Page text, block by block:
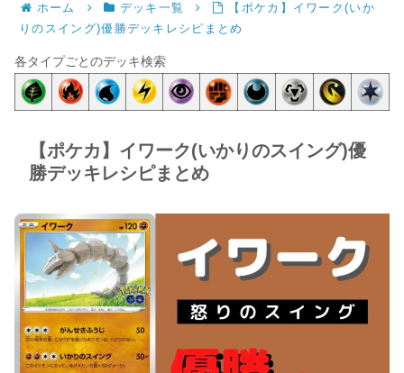
ホーム デッキ一覧
【ポケカ】イワーク(いか
りのスイング)優勝デッキレシピまとめ
各タイプごとのデッキ検索
【ポケカ】イワーク(いかりのスイング)優
勝デッキレシピまとめ